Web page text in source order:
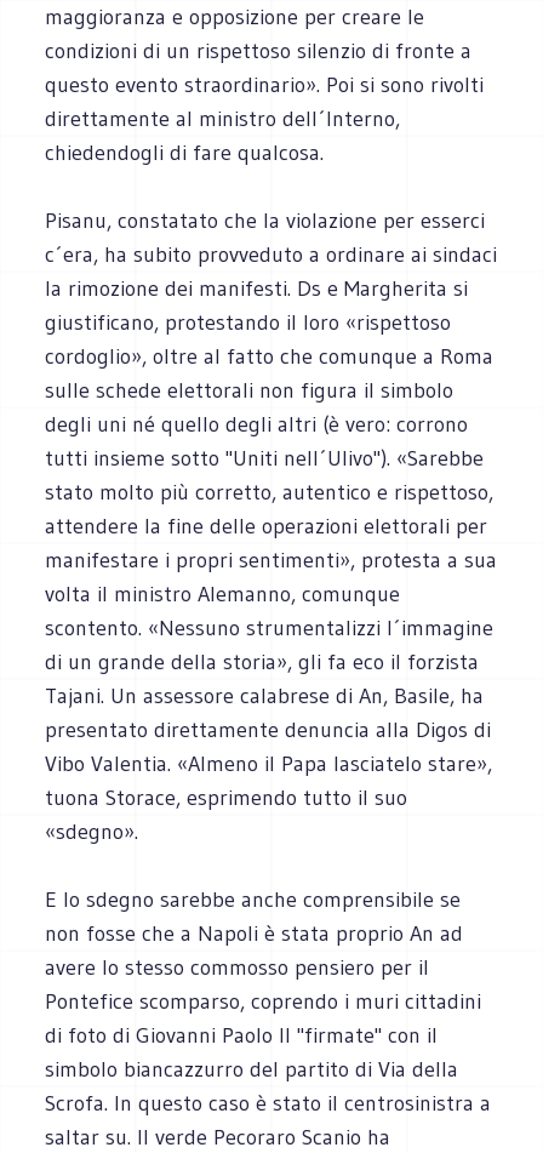
maggioranza e opposizione per creare le
condizioni di un rispettoso silenzio di fronte a
questo evento straordinario». Poi si sono rivolti
direttamente al ministro dell´Interno,
chiedendogli di fare qualcosa.
Pisanu, constatato che la violazione per esserci
c´era, ha subito provveduto a ordinare ai sindaci
la rimozione dei manifesti. Ds e Margherita si
giustificano, protestando il loro «rispettoso
cordoglio», oltre al fatto che comunque a Roma
sulle schede elettorali non figura il simbolo
degli uni né quello degli altri (è vero: corrono
tutti insieme sotto "Uniti nell´Ulivo"). «Sarebbe
stato molto più corretto, autentico e rispettoso,
attendere la fine delle operazioni elettorali per
manifestare i propri sentimenti», protesta a sua
volta il ministro Alemanno, comunque
scontento. «Nessuno strumentalizzi l´immagine
di un grande della storia», gli fa eco il forzista
Tajani. Un assessore calabrese di An, Basile, ha
presentato direttamente denuncia alla Digos di
Vibo Valentia. «Almeno il Papa lasciatelo stare»,
tuona Storace, esprimendo tutto il suo
«sdegno».
E lo sdegno sarebbe anche comprensibile se
non fosse che a Napoli è stata proprio An ad
avere lo stesso commosso pensiero per il
Pontefice scomparso, coprendo i muri cittadini
di foto di Giovanni Paolo II "firmate" con il
simbolo biancazzurro del partito di Via della
Scrofa. In questo caso è stato il centrosinistra a
saltar su. Il verde Pecoraro Scanio ha